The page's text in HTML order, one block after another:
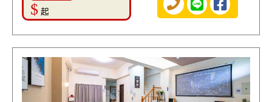
$ 起